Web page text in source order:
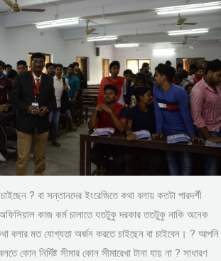
? বা সন্তানদের ইংরেজিতে কথা বলায় কতটা পারদর্শী
কাজ কর্ম চালাতে যতটুকু দরকার ততটুকু নাকি অনেক
বলার মত যোগ্যতা অর্জন করতে চাইছেন বা চাইবেন। ? আপনি
কোন নির্দিষ্ট সীমার কোন সীমারেখা টানা যায় না ? সাধারণ